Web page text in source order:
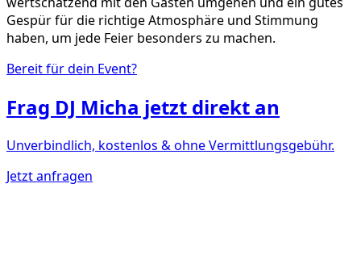
Gespür für die richtige Atmosphäre und Stimmung
haben, um jede Feier besonders zu machen.
Bereit für dein Event?
Frag DJ Micha jetzt direkt an
Unverbindlich, kostenlos & ohne Vermittlungsgebühr.
Jetzt anfragen